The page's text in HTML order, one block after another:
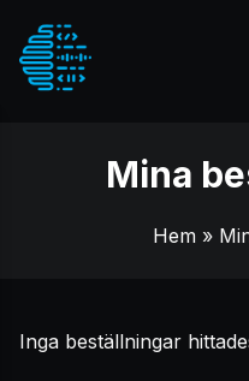
Mina
Hem »
Inga beställningar